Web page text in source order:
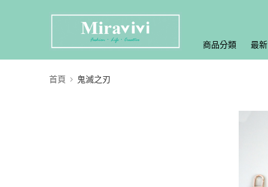
商品分類 最
首頁 鬼滅之刃